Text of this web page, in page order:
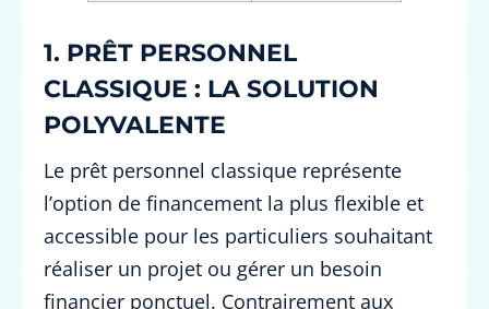
1. PRÊT PERSONNEL
CLASSIQUE : LA SOLUTION
POLYVALENTE
Le prêt personnel classique représente
l’option de financement la plus flexible et
accessible pour les particuliers souhaitant
réaliser un projet ou gérer un besoin
financier ponctuel. Contrairement aux